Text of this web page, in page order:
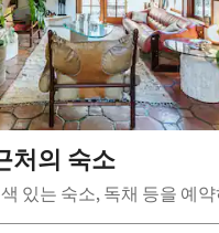
처의 숙소
있는 숙소, 독채 등을 예